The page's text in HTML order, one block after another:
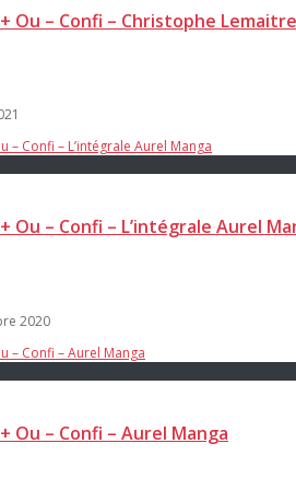
Ou – Confi – Christophe Lemaitre
Ou – Confi – L’intégrale Aurel
2020
Ou – Confi – Aurel Manga